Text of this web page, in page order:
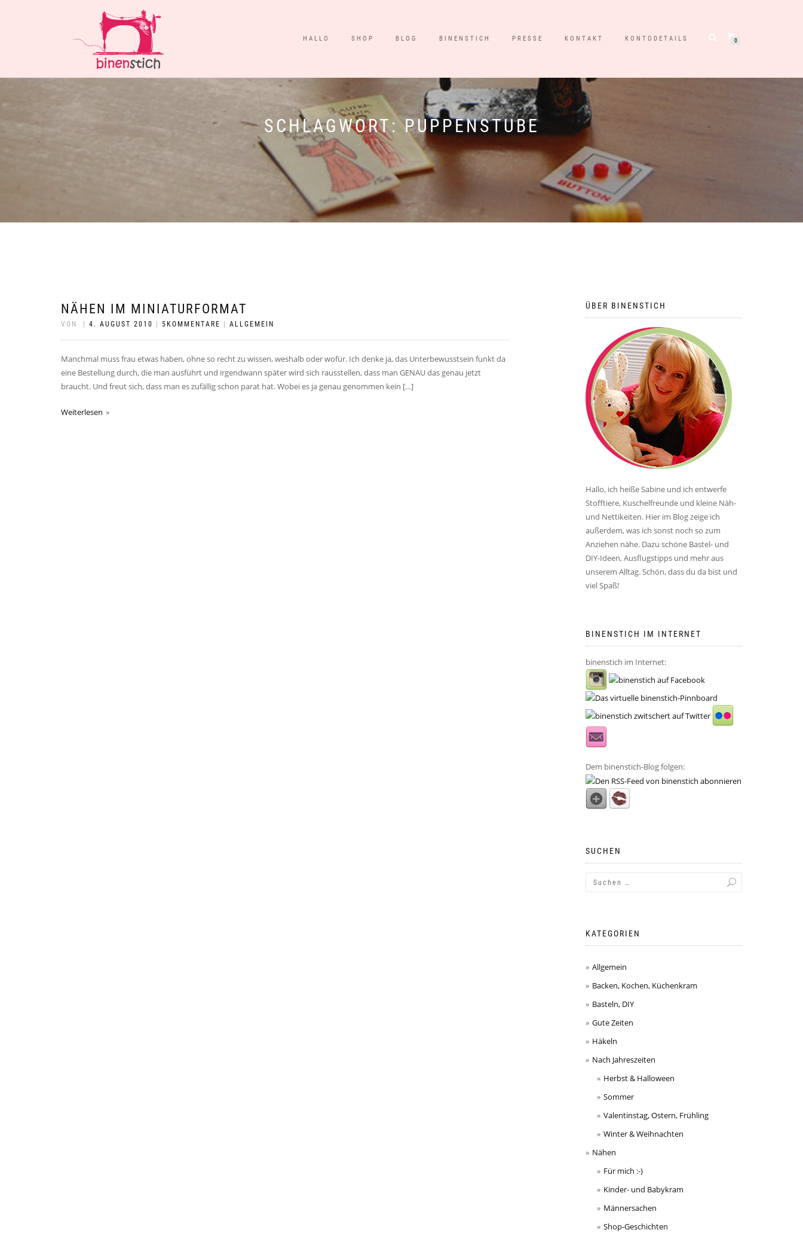
HALLO SHOP BLOG BINENSTICH PRESSE KONTAKT KONTODETAILS 0
SCHLAGWORT:PUPPENSTUBE
NÄHEN IM MINIATURFORMAT
VON 4. AUGUST 2010 5KOMMENTARE ALLGEMEIN
Manchmal muss frau etwas haben, ohne so recht zu wissen, weshalb oder wofür. Ich denke ja, das Unterbewusstsein funkt da
eine Bestellung durch, die man ausführt und irgendwann später wird sich rausstellen, dass man GENAU das genau jetzt
braucht. Und freut sich, dass man es zufällig schon parat hat. Wobei es ja genau genommen kein […]
Weiterlesen
ÜBER BINENSTICH
Hallo, ich heiße Sabine und ich entwerfe
Stofftiere, Kuschelfreunde und kleine Näh-
und Nettikeiten. Hier im Blog zeige ich
außerdem, was ich sonst noch so zum
Anziehen nähe. Dazu schöne Bastel- und
DIY-Ideen, Ausflugstipps und mehr aus
unserem Alltag. Schön, dass du da bist und
viel Spaß!
BINENSTICH IM INTERNET
binenstich im Internet:
Dem binenstich-Blog folgen:
SUCHEN
KATEGORIEN
Allgemein
Backen, Kochen, Küchenkram
Basteln, DIY
Gute Zeiten
Häkeln
Nach Jahreszeiten
Herbst & Halloween
Sommer
Valentinstag, Ostern, Frühling
Winter & Weihnachten
Nähen
Für mich :-)
Kinder- und Babykram
Männersachen
Shop-Geschichten